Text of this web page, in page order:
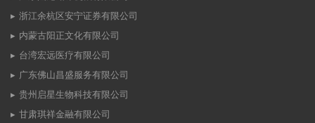
浙江余杭区安宁证券有限公司
内蒙古阳正文化有限公司
台湾宏远医疗有限公司
广东佛山昌盛服务有限公司
贵州启星生物科技有限公司
甘肃琪祥金融有限公司